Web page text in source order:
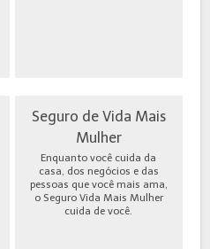
Seguro de Vida Mais
Mulher
Enquanto você cuida da
casa, dos negócios e das
pessoas que você mais ama,
o Seguro Vida Mais Mulher
cuida de você.